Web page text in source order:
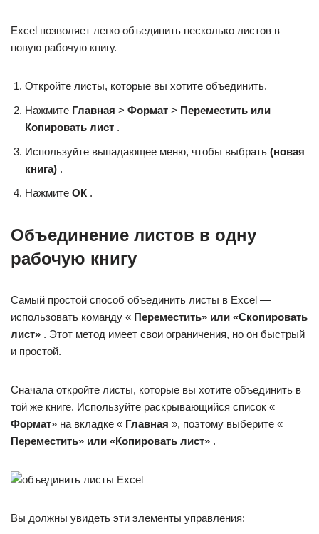
Excel позволяет легко объединить несколько листов в
новую рабочую книгу.
Откройте листы, которые вы хотите объединить.
Нажмите Главная > Формат > Переместить или
Копировать лист .
Используйте выпадающее меню, чтобы выбрать (новая
книга) .
Нажмите ОК .
Объединение листов в одну
рабочую книгу
Самый простой способ объединить листы в Excel —
использовать команду « Переместить» или «Скопировать
лист» . Этот метод имеет свои ограничения, но он быстрый
и простой.
Сначала откройте листы, которые вы хотите объединить в
той же книге. Используйте раскрывающийся список «
Формат» на вкладке « Главная », поэтому выберите «
Переместить» или «Копировать лист» .
Вы должны увидеть эти элементы управления: